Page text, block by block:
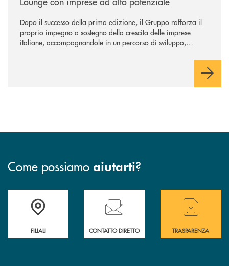
Dopo il successo della prima edizione, il Gruppo rafforza il
proprio impegno a sostegno della crescita delle imprese
italiane, accompagnandole in un percorso di sviluppo,
Come possiamo aiutarti?
Trova la filiale più vicina a te
FILIALI
Hai bisogno di assistenza immediata ?
CONTATTO DIRETTO
Hai bisogno di
TRASPARENZA